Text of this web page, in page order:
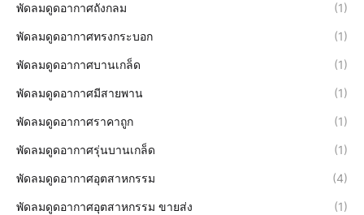
พัดลมดูดอากาศถังกลม (1)
พัดลมดูดอากาศทรงกระบอก (1)
พัดลมดูดอากาศบานเกล็ด (1)
พัดลมดูดอากาศมีสายพาน (1)
พัดลมดูดอากาศราคาถูก (1)
พัดลมดูดอากาศรุ่นบานเกล็ด (1)
พัดลมดูดอากาศอุตสาหกรรม (4)
พัดลมดูดอากาศอุตสาหกรรม ขายส่ง (1)